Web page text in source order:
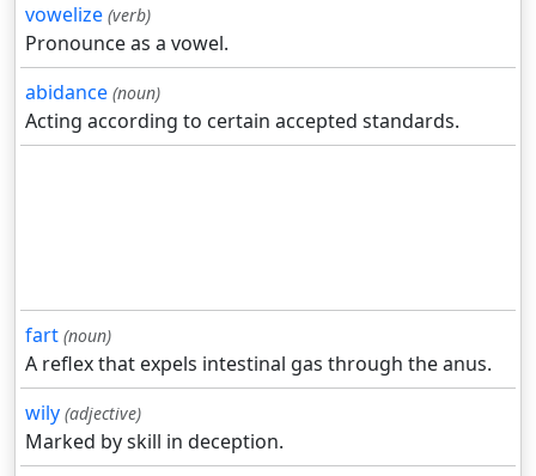
vowelize (verb)
Pronounce as a vowel.
abidance (noun)
Acting according to certain accepted standards.
fart (noun)
A reflex that expels intestinal gas through the anus.
wily (adjective)
Marked by skill in deception.